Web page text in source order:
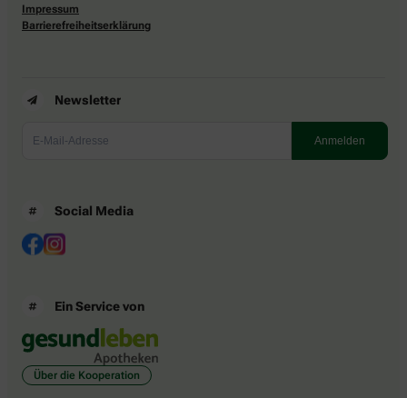
Impressum
Barrierefreiheitserklärung
Newsletter
Social Media
Ein Service von
Über die Kooperation